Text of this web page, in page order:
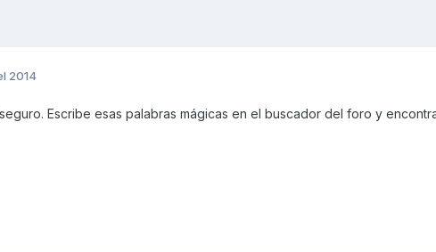
2014
Escribe esas palabras mágicas en el buscador del foro y